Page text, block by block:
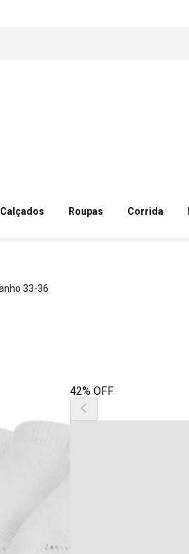
Calçados Roupas Corrida
33-36
42% OFF